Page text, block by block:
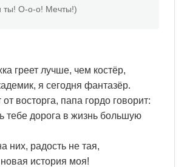
ты! О-о-о! Мечты!)
греет лучше, чем костёр,
я сегодня фантазёр.
восторга, папа гордо говорит:
тебе дорога в жизнь большую
них, радость не тая,
история моя!